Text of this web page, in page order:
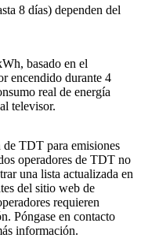
8 días) dependen del
basado en el
encendido durante 4
real de energía
televisor.
TDT para emisiones
operadores de TDT no
una lista actualizada en
del sitio web de
requieren
Póngase en contacto
información.